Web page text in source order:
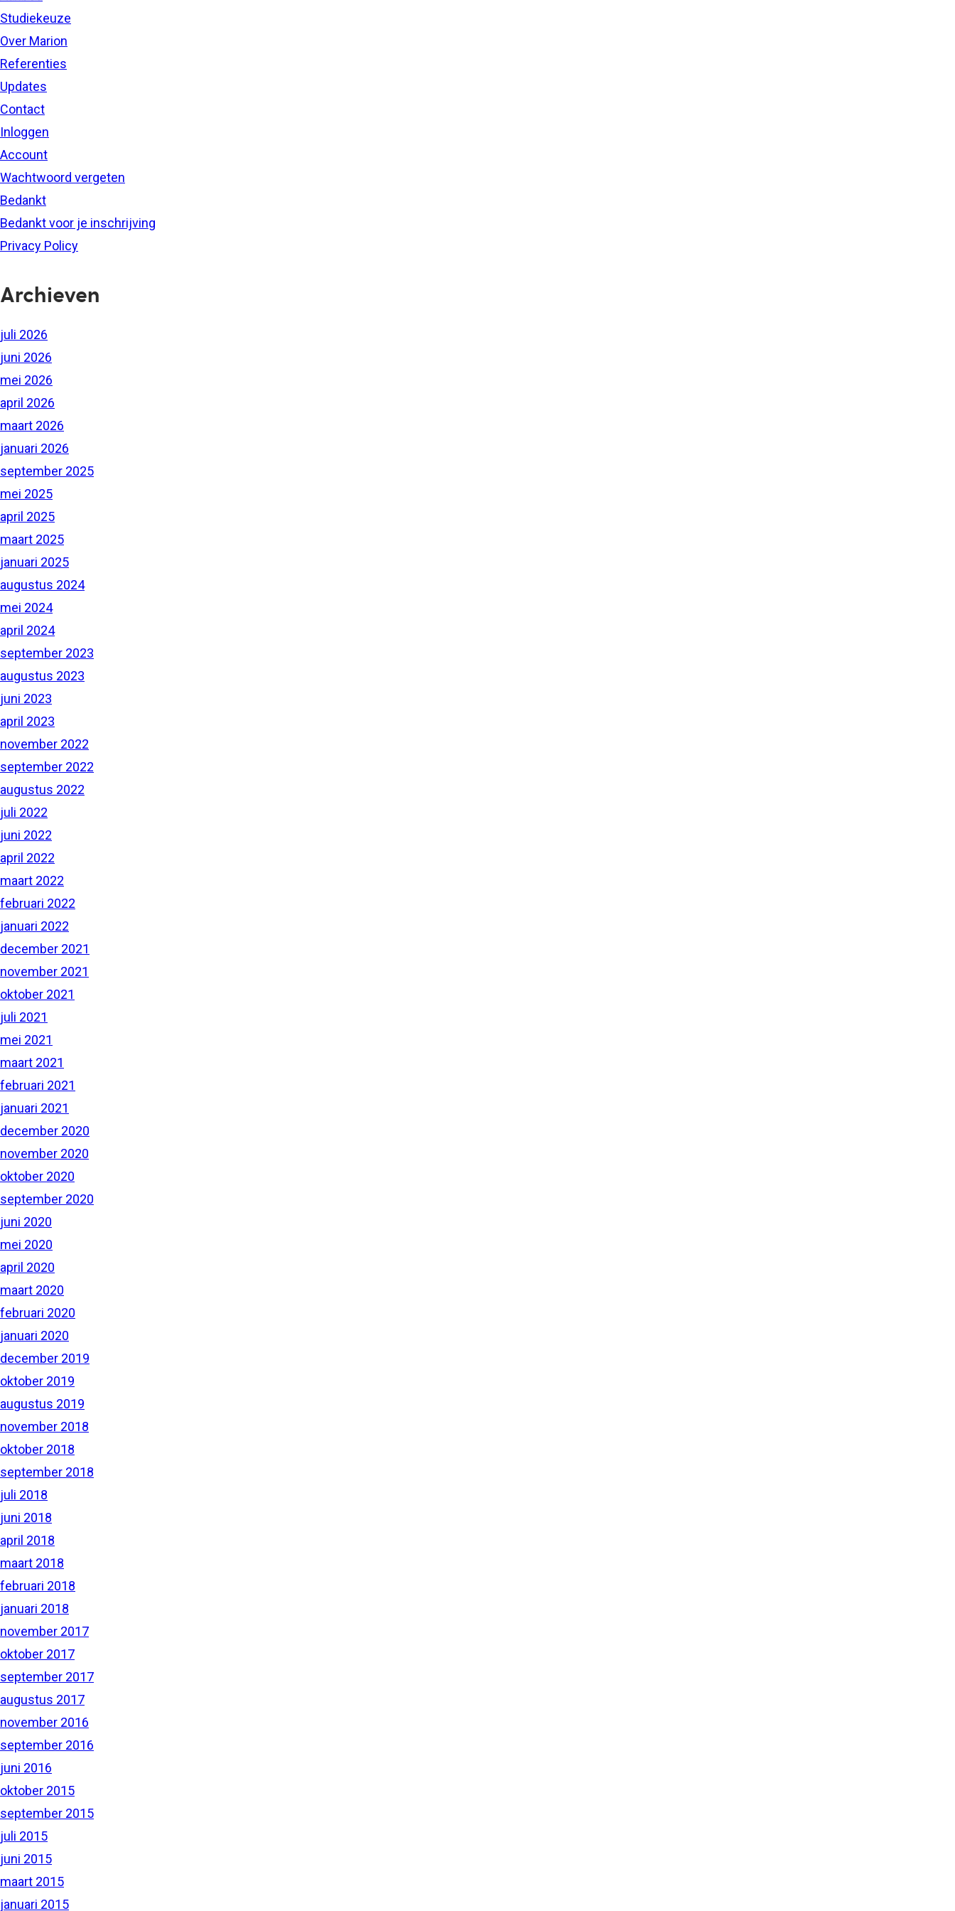
Studiekeuze
Over Marion
Referenties
Updates
Contact
Inloggen
Account
Wachtwoord vergeten
Bedankt
Bedankt voor je inschrijving
Privacy Policy
Archieven
juli 2026
juni 2026
mei 2026
april 2026
maart 2026
januari 2026
september 2025
mei 2025
april 2025
maart 2025
januari 2025
augustus 2024
mei 2024
april 2024
september 2023
augustus 2023
juni 2023
april 2023
november 2022
september 2022
augustus 2022
juli 2022
juni 2022
april 2022
maart 2022
februari 2022
januari 2022
december 2021
november 2021
oktober 2021
juli 2021
mei 2021
maart 2021
februari 2021
januari 2021
december 2020
november 2020
oktober 2020
september 2020
juni 2020
mei 2020
april 2020
maart 2020
februari 2020
januari 2020
december 2019
oktober 2019
augustus 2019
november 2018
oktober 2018
september 2018
juli 2018
juni 2018
april 2018
maart 2018
februari 2018
januari 2018
november 2017
oktober 2017
september 2017
augustus 2017
november 2016
september 2016
juni 2016
oktober 2015
september 2015
juli 2015
juni 2015
maart 2015
januari 2015